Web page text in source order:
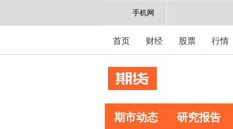
手机网
首页 财经 股票 行情
期市动态 研究报告